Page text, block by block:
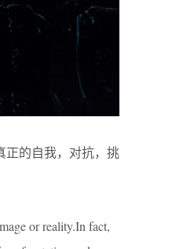
正的自我，对抗，挑
or reality.In fact,